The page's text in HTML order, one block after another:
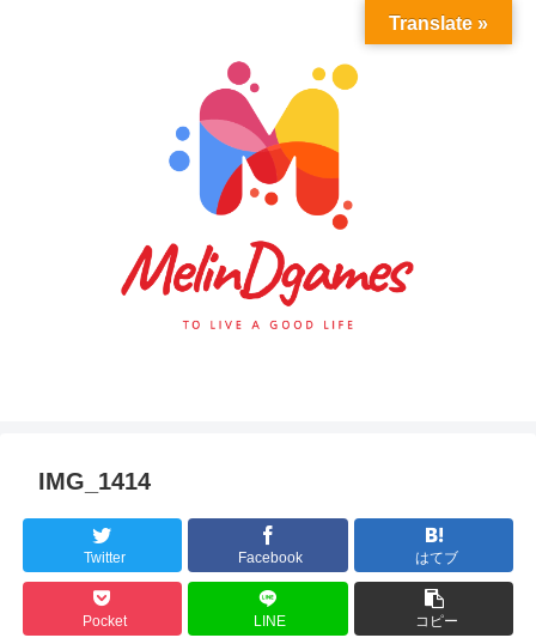
IMG_1414
Twitter Facebook はてブ
Pocket LINE コピー
Translate »